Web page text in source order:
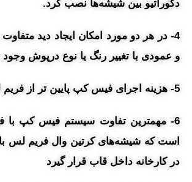
دکوراتیو بین شیشه‌ها نصب کرد.
4- در هر دو مورد امکان ایجاد دید
و عمودی با تغییر رنگ یا نوع درپوش وجود
5- هزینه اجرای فیس کپ پایین تر از فریم لس
6- مهمترین تفاوت سیستم فیس کپ با
است که شیشه‌های کرتین وال فریم لس
در کارخانه داخل قاب قرار گیرد